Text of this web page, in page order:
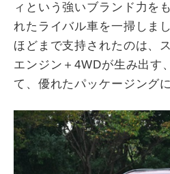
ィという強いブランド力を
れたライバル車を一掃しま
ほどまで支持されたのは、
エンジン＋4WDが生み出す
て、優れたパッケージング